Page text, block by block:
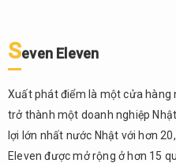
Eleven
Lawson
1.3.
Family
Mart
Seven Eleven
Xuất phát điểm là một cửa hàng
trở thành một doanh nghiệp
lợi lớn nhất nước Nhật với hơn
Eleven được mở rộng ở hơn 15